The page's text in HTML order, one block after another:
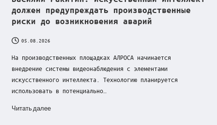
т
р
и
я
в
ф
о
От добычи до готового изделия: создание
ограночного кластера станет новым этапом
ПРОРЫВА — 2026» объединил представителей
бизнеса
03.08.2026
Василий Ракитин: освоение Сухого Лога
способно увеличить добычу золота в России
должен предупреждать производственные
риски до возникновения аварий
05.08.2026
На производственных площадках АЛРОСА начинается
внедрение системы видеонаблюдения с элементами
искусственного интеллекта. Технологию планируется
использовать в потенциально…
Читать далее